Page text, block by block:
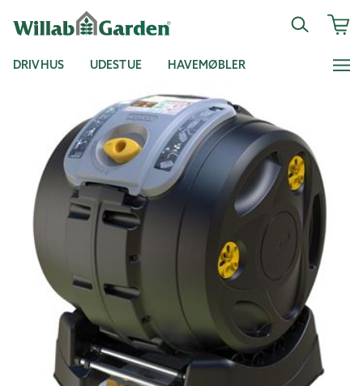
DRIVHUS UDESTUE HAVEMØBLER